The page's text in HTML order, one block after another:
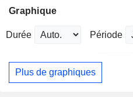
Graphique
Durée Période
Plus de graphiques